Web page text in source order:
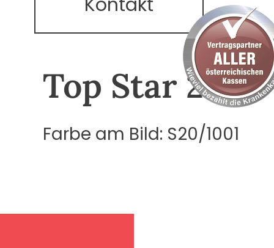
Top Star 26
Farbe am Bild: S20/1001